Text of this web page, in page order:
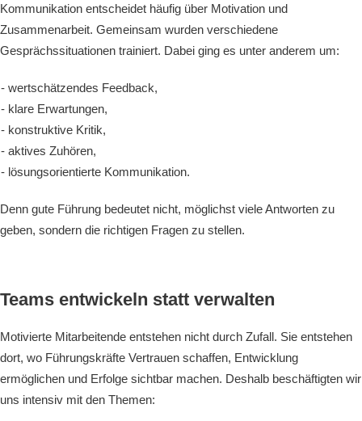
Kommunikation entscheidet häufig über Motivation und
Zusammenarbeit. Gemeinsam wurden verschiedene
Gesprächssituationen trainiert. Dabei ging es unter anderem um:
wertschätzendes Feedback,
klare Erwartungen,
konstruktive Kritik,
aktives Zuhören,
lösungsorientierte Kommunikation.
Denn gute Führung bedeutet nicht, möglichst viele Antworten zu
geben, sondern die richtigen Fragen zu stellen.
Teams entwickeln statt verwalten
Motivierte Mitarbeitende entstehen nicht durch Zufall. Sie entstehen
dort, wo Führungskräfte Vertrauen schaffen, Entwicklung
ermöglichen und Erfolge sichtbar machen. Deshalb beschäftigten wir
uns intensiv mit den Themen: